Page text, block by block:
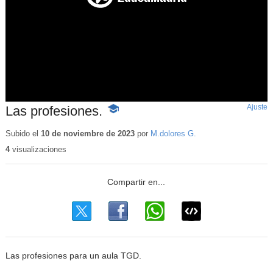
Las profesiones.
-
educativo
Ajuste
Subido el 10 de noviembre de 2023por M.dolores G.
4visualizaciones
Las profesiones para un aula TGD.